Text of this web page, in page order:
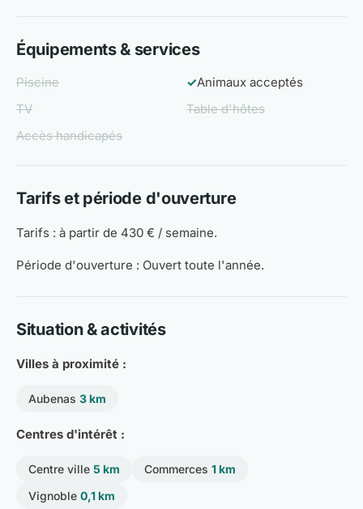
Équipements & services
Piscine ✓Animaux acceptés
TV
Table d'hôtes
Accès handicapés
Tarifs et période d'ouverture
Tarifs : à partir de 430 € / semaine.
Période d'ouverture : Ouvert toute l'année.
Situation & activités
Villes à proximité :
Aubenas 3 km
Centres d'intérêt :
Centre ville 5 km Commerces 1 km
Vignoble 0,1 km